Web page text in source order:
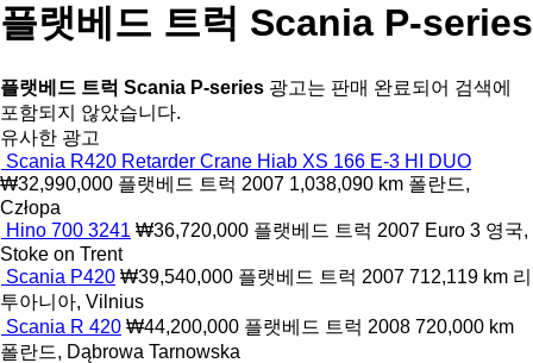
플랫베드 트럭 Scania P-series
플랫베드 트럭 Scania P-series 광고는 판매 완료되어 검색에
포함되지 않았습니다.
유사한 광고
Scania R420 Retarder Crane Hiab XS 166 E-3 HI DUO
₩32,990,000 플랫베드 트럭 2007 1,038,090 km 폴란드,
Człopa
Hino 700 3241 ₩36,720,000 플랫베드 트럭 2007 Euro 3 영국,
Stoke on Trent
Scania P420 ₩39,540,000 플랫베드 트럭 2007 712,119 km 리
투아니아, Vilnius
Scania R 420 ₩44,200,000 플랫베드 트럭 2008 720,000 km
폴란드, Dąbrowa Tarnowska